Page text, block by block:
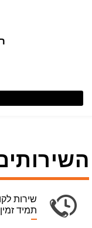
שירות
תמיד